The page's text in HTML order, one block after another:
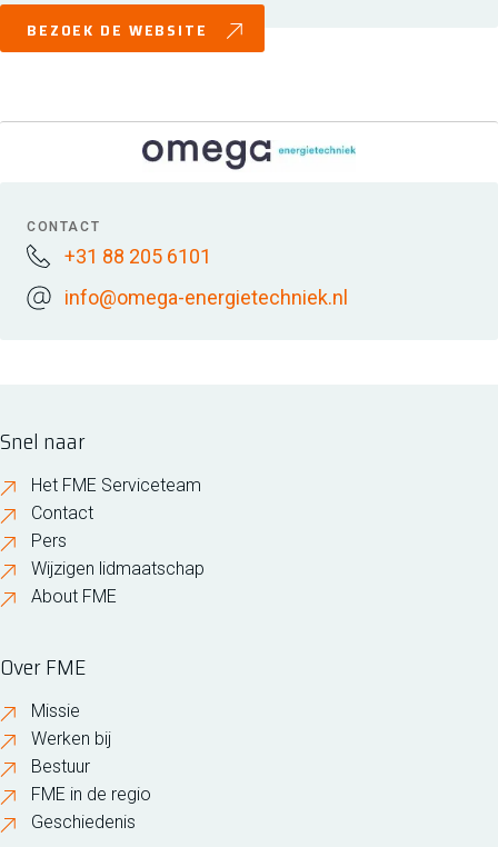
BEZOEK DE WEBSITE
CONTACT
+31 88 205 6101
info@omega-energietechniek.nl
Snel naar
Het FME Serviceteam
Contact
Pers
Wijzigen lidmaatschap
About FME
Over FME
Missie
Werken bij
Bestuur
FME in de regio
Geschiedenis